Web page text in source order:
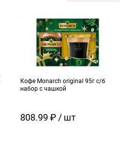
Кофе Monarch original 95г с/б
набор с чашкой
808.99 ₽ / шт